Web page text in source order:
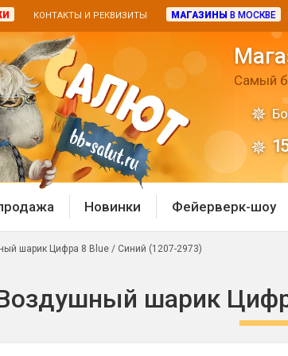
КОНТАКТЫ И РЕКВИЗИТЫ МАГАЗИНЫ В МОСКВЕ
Самый
15
Дневные батареи
Новинки Фейерверк-шоу
шарик Цифра 8 Blue / Синий (1207-2973)
шарик